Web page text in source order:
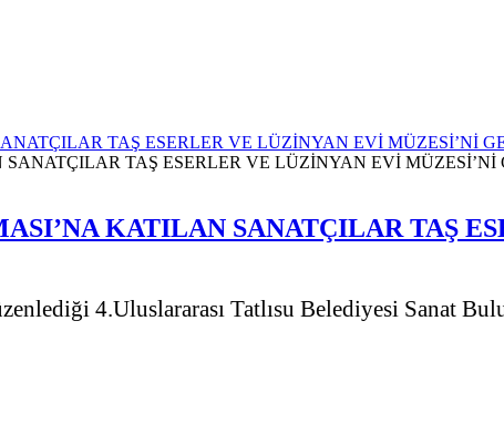
TAŞ ESERLER VE LÜZİNYAN EVİ MÜZESİ’Nİ
KATILAN SANATÇILAR TAŞ
4.Uluslararası Tatlısu Belediyesi Sanat